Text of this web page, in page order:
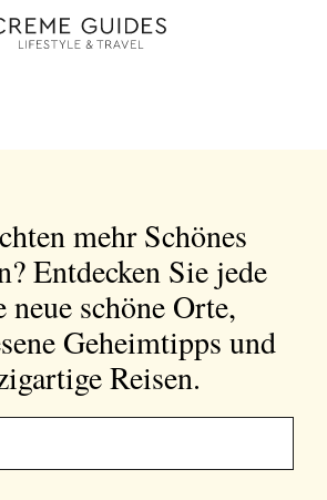
mehr Schönes
Entdecken Sie jede
neue schöne Orte,
Geheimtipps und
Reisen.